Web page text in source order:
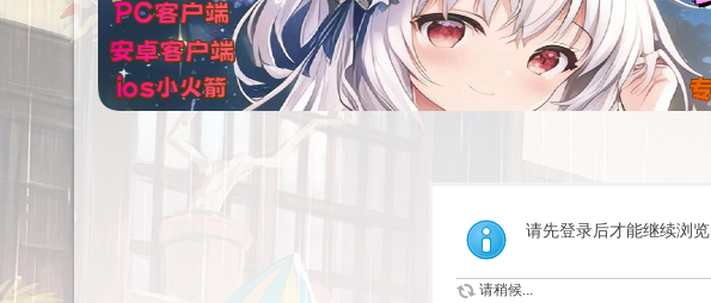
请先登录后才能继续浏览
请稍候...